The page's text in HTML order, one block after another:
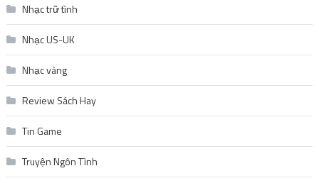
Nhạc trữ tình
Nhạc US-UK
Nhạc vàng
Review Sách Hay
Tin Game
Truyện Ngôn Tình